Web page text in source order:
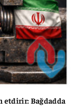
etdirir: Bağdadda